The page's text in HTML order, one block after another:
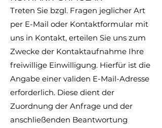
Treten Sie bzgl. Fragen jeglicher Art
per E-Mail oder Kontaktformular mit
uns in Kontakt, erteilen Sie uns zum
Zwecke der Kontaktaufnahme Ihre
freiwillige Einwilligung. Hierfür ist die
Angabe einer validen E-Mail-Adresse
erforderlich. Diese dient der
Zuordnung der Anfrage und der
anschließenden Beantwortung